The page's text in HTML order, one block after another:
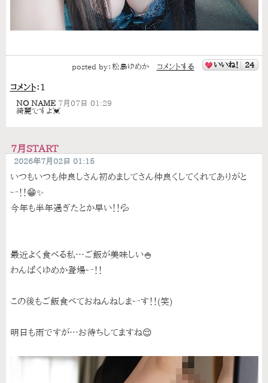
posted by： 松島ゆめか コメントする いいね！ 24
コメント： 1
NO NAME 7月07日 01:29
綺麗ですよ💓
7月START
2026年7月02日 01:15
いつもいつも仲良しさん初めましてさん仲良くしてくれてありがと
ー！！😁✨
今年も半年過ぎたとか早い！！💦
最近よく食べる私…ご飯が美味しい🍚
わんぱくゆめか登場ー！！
この後もご飯食べておねんねしまーす！！(笑)
明日も雨ですが…お待ちしてますね😌